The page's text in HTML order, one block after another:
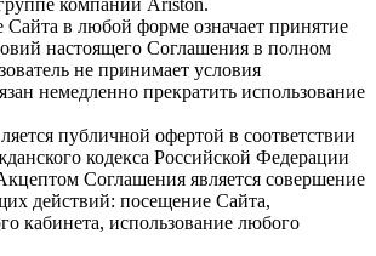
Сайта в любой форме означает принятие
настоящего Соглашения в полном
не принимает условия
немедленно прекратить использование
публичной офертой в соответствии
кодекса Российской Федерации
Соглашения является совершение
действий: посещение Сайта,
кабинета, использование любого